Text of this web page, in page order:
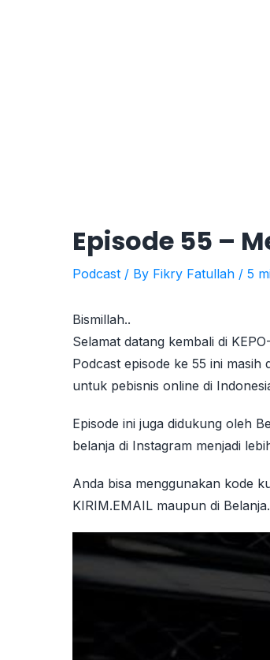
Episode 55 –
Podcast / By Fikry Fatullah / 5
Bismillah..
Selamat datang kembali di
Podcast episode ke 55 ini
untuk pebisnis online di
Episode ini juga didukung oleh
belanja di Instagram menjadi
Anda bisa menggunakan kode
KIRIM.EMAIL maupun di